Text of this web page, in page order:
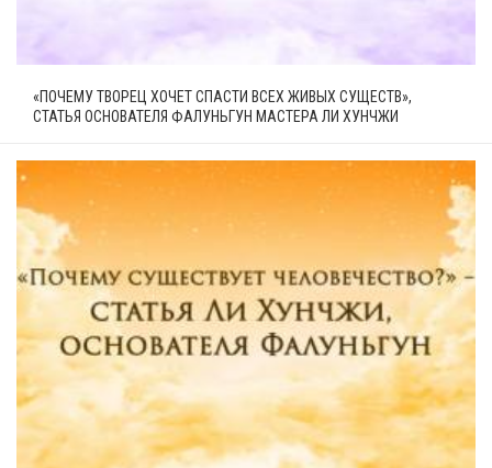
«ПОЧЕМУ ТВОРЕЦ ХОЧЕТ СПАСТИ ВСЕХ ЖИВЫХ СУЩЕСТВ»,
СТАТЬЯ ОСНОВАТЕЛЯ ФАЛУНЬГУН МАСТЕРА ЛИ ХУНЧЖИ